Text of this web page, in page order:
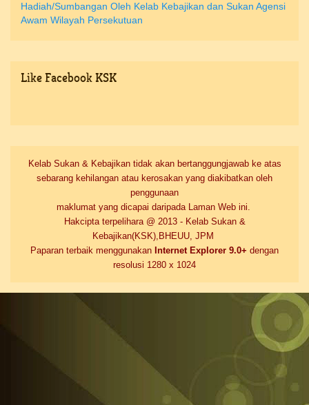
Hadiah/Sumbangan Oleh Kelab Kebajikan dan Sukan Agensi
Awam Wilayah Persekutuan
LikeFacebook KSK
Kelab Sukan & Kebajikan tidak akan bertanggungjawab ke atas
sebarang kehilangan atau kerosakan yang diakibatkan oleh
penggunaan
maklumat yang dicapai daripada Laman Web ini.
Hakcipta terpelihara @ 2013 - Kelab Sukan &
Kebajikan(KSK),BHEUU, JPM
Paparan terbaik menggunakan Internet Explorer 9.0+ dengan
resolusi 1280 x 1024